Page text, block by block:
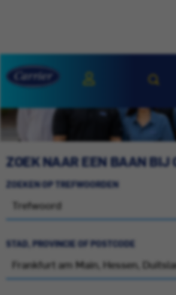
ZOEK NAAR EEN BAAN BIJ
ZOEKEN OP TREFWOORDEN
STAD, PROVINCIE OF POSTCODE